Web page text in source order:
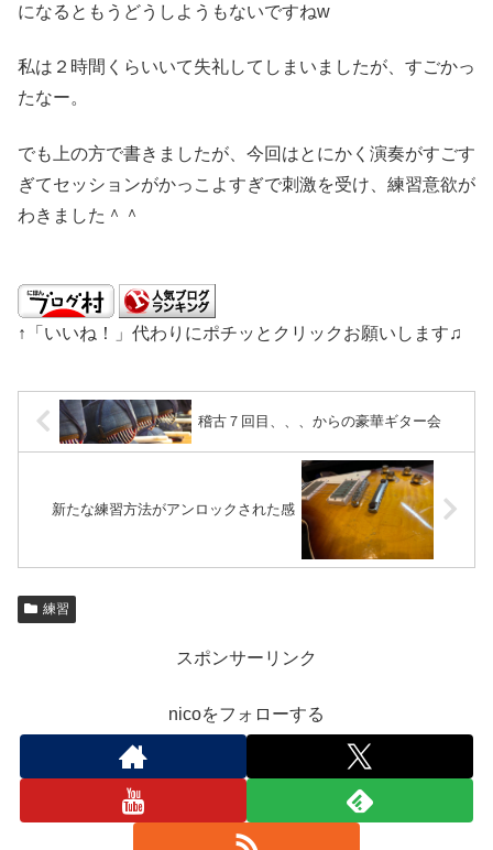
になるともうどうしようもないですねw
私は２時間くらいいて失礼してしまいましたが、すごかっ
たなー。
でも上の方で書きましたが、今回はとにかく演奏がすごす
ぎてセッションがかっこよすぎで刺激を受け、練習意欲が
わきました＾＾
↑「いいね！」代わりにポチッとクリックお願いします♫
稽古７回目、、、からの豪華ギター会
新たな練習方法がアンロックされた感
練習
スポンサーリンク
nicoをフォローする